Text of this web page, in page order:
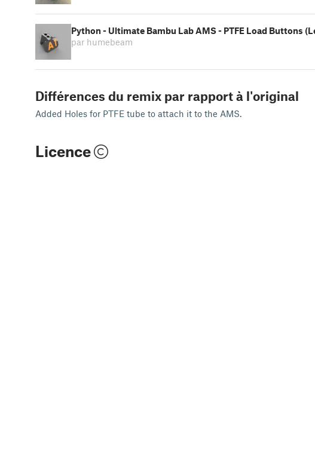
Python - Ultimate Bambu Lab AMS - PTFE Load Buttons
par humebeam
Différences du remix par rapport à l'original
Added Holes for PTFE tube to attach it to the AMS.
Licence